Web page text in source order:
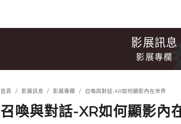
影展訊息
影展專欄
首頁 影展訊息 影展專欄 召喚與對話-XR如何顯影內在世界
召喚與對話-XR如何顯影內